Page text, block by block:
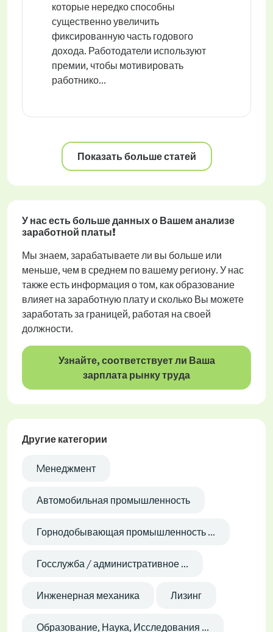
которые нередко способны
существенно увеличить
фиксированную часть годового
дохода. Работодатели используют
премии, чтобы мотивировать
работнико...
Показать больше статей
У нас есть больше данных о Вашем анализе
заработной платы!
Мы знаем, зарабатываете ли вы больше или
меньше, чем в среднем по вашему региону. У нас
также есть информация о том, как образование
влияет на заработную плату и сколько Вы можете
заработать за границей, работая на своей
должности.
Узнайте, соответствует ли Ваша
зарплата рынку труда
Другие категории
Mенеджмент
Автомобильная промышленность
Горнодобывающая промышленность ...
Госслужба / административное ...
Инженерная механика Лизинг
Образование, Наука, Исследования ...